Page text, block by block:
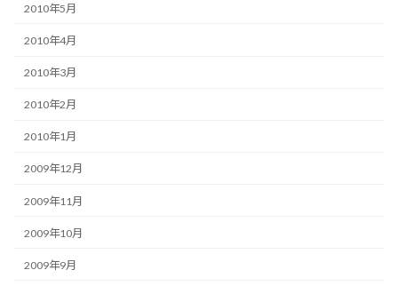
2010年5月
2010年4月
2010年3月
2010年2月
2010年1月
2009年12月
2009年11月
2009年10月
2009年9月